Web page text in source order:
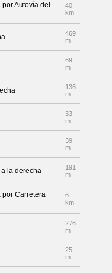
Autovía del
40
km
469
m
69
m
136
m
33
m
39
m
la derecha
191
m
por Carretera
6
km
276
m
25
m